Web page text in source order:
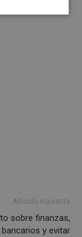
Artículo siguiente
sobre finanzas,
y evitar
de